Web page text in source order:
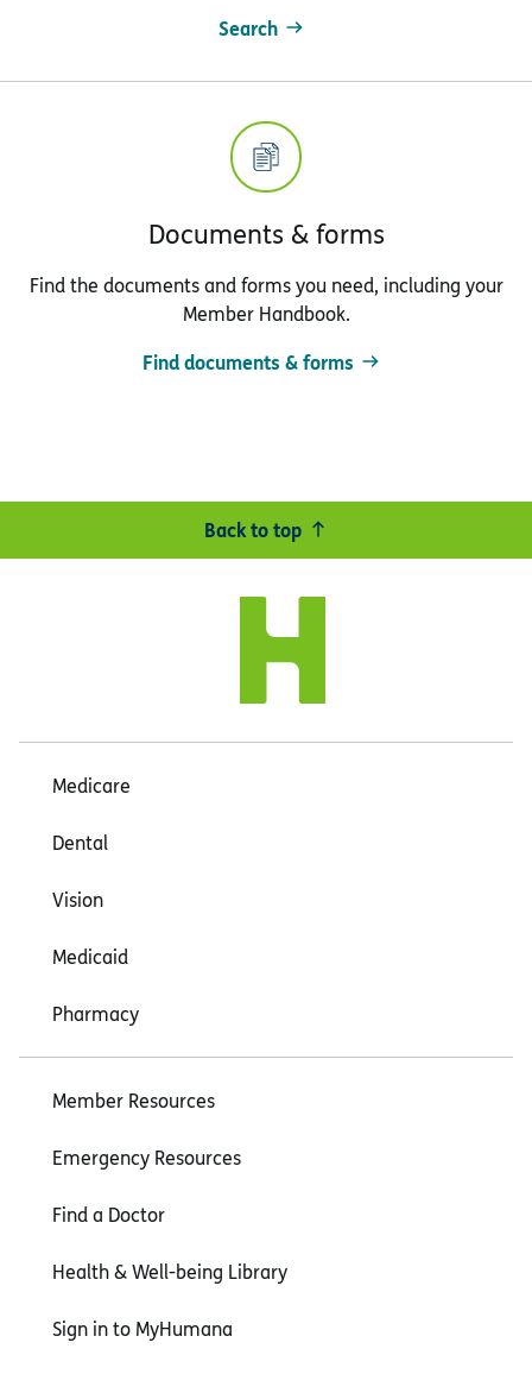
Search
Documents & forms
Find the documents and forms you need, including your
Member Handbook.
Find documents & forms
Back to top
Medicare
Dental
Vision
Medicaid
Pharmacy
Member Resources
Emergency Resources
Find a Doctor
Health & Well-being Library
Sign in to MyHumana